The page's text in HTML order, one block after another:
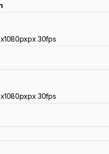
30fps
30fps